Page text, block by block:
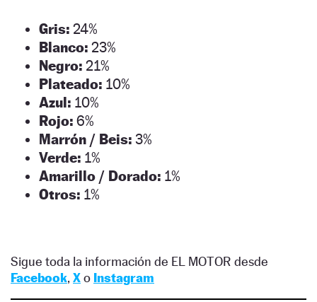
Gris: 24%
Blanco: 23%
Negro: 21%
Plateado: 10%
Azul: 10%
Rojo: 6%
Marrón / Beis: 3%
Verde: 1%
Amarillo / Dorado: 1%
Otros: 1%
Sigue toda la información de EL MOTOR desde
Facebook, Xo Instagram